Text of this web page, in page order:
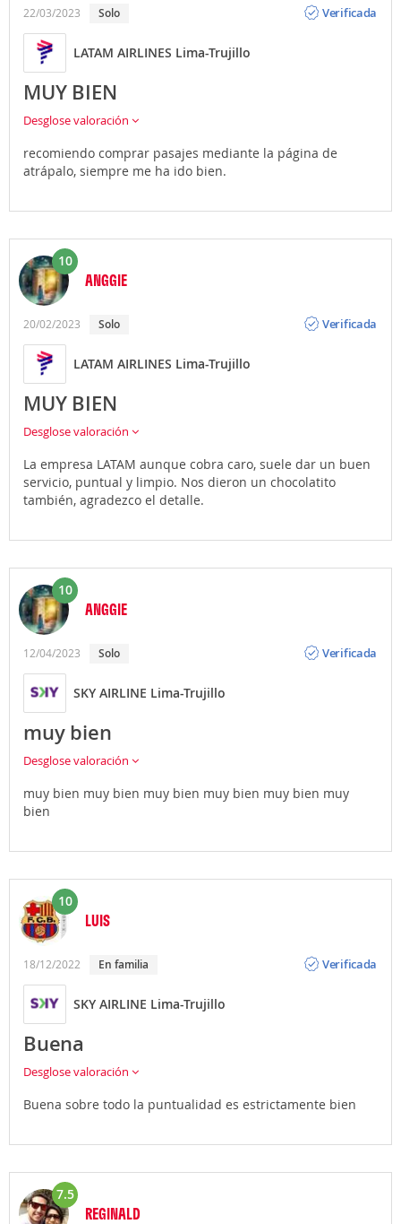
22/03/2023 Solo
Verificada
LATAM AIRLINES Lima-Trujillo
MUY BIEN
Desglose valoración
recomiendo comprar pasajes mediante la página de
atrápalo, siempre me ha ido bien.
10
ANGGIE
20/02/2023 Solo
Verificada
LATAM AIRLINES Lima-Trujillo
MUY BIEN
Desglose valoración
La empresa LATAM aunque cobra caro, suele dar un buen
servicio, puntual y limpio. Nos dieron un chocolatito
también, agradezco el detalle.
10
ANGGIE
12/04/2023 Solo
Verificada
SKY AIRLINE Lima-Trujillo
muy bien
Desglose valoración
muy bien muy bien muy bien muy bien muy bien muy
bien
10
LUIS
18/12/2022 En familia
Verificada
SKY AIRLINE Lima-Trujillo
Buena
Desglose valoración
Buena sobre todo la puntualidad es estrictamente bien
7.5
REGINALD